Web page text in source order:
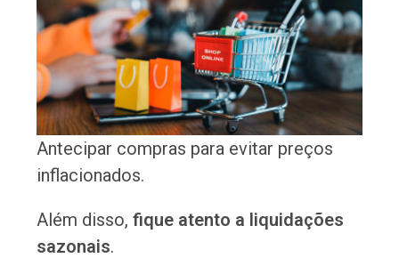
Antecipar compras para evitar preços
inflacionados.
Além disso,fique atento a liquidações
sazonais.